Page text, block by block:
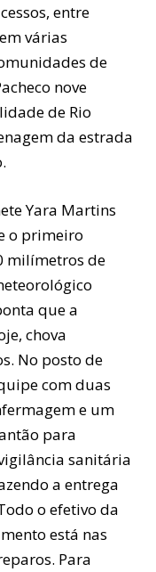
entre
várias
de
nove
de Rio
da estrada
Yara Martins
o primeiro
milímetros de
que a
chova
No posto de
com duas
e um
para
sanitária
a entrega
o efetivo da
está nas
Para